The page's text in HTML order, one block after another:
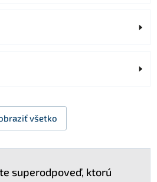
všetko
superodpoveď, ktorú